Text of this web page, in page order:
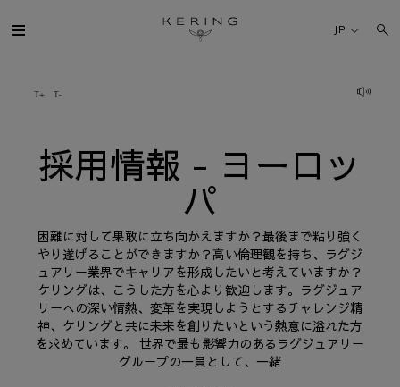
用
情
人材
サステナビリティ
FINANCE
プレスルーム
JP
採用情報 - ヨーロッ
パ
困難に対して果敢に立ち向かえますか？最後まで粘り強く
やり遂げることができますか？高い倫理観を持ち、ラグジ
ュアリー業界でキャリアを形成したいと考えていますか？
ケリングは、こうした方を心より歓迎します。ラグジュア
リーへの深い情熱、変革を実現しようとするチャレンジ精
神、ケリングと共に未来を創りたいという熱意に溢れた方
を求めています。 世界で最も影響力のあるラグジュアリー
グループの一員として、一緒